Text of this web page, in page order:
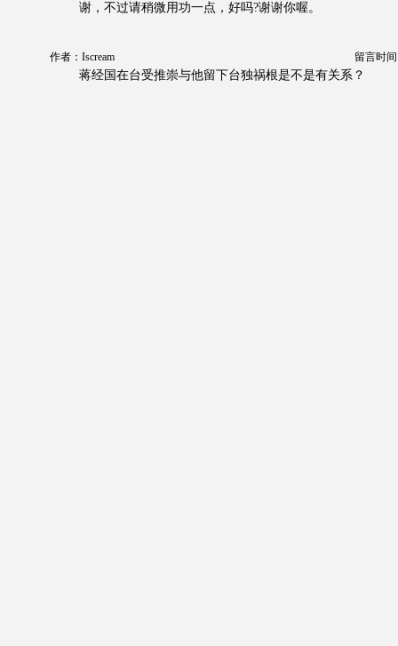
谢，不过请稍微用功一点，好吗?谢谢你喔。
作者：Iscream 留言时间
蒋经国在台受推崇与他留下台独祸根是不是有关系？